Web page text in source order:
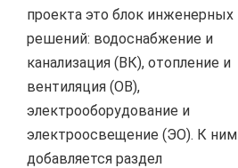
проекта это блок инженерных
решений: водоснабжение и
канализация (ВК), отопление и
вентиляция (ОВ),
электрооборудование и
электроосвещение (ЭО). К ним
добавляется раздел